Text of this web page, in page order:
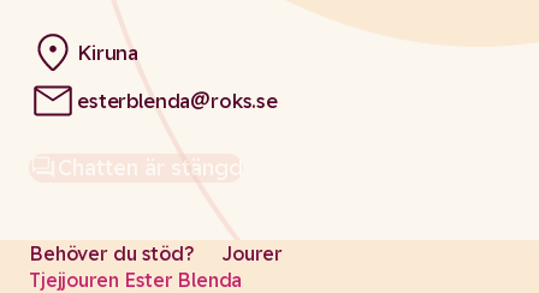
Kiruna
Email:
esterblenda@roks.se
Chatten är stängd
Behöver du stöd?
Jourer
Tjejjouren Ester Blenda